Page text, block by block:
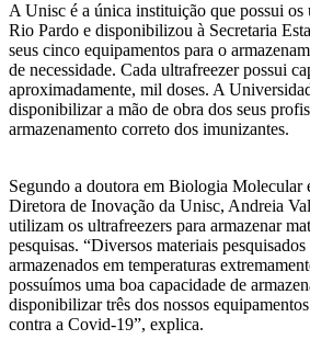
A Unisc é a única instituição que possui os
Rio Pardo e disponibilizou à Secretaria
seus cinco equipamentos para o
de necessidade. Cada ultrafreezer possui
aproximadamente, mil doses. A
disponibilizar a mão de obra dos seus
armazenamento correto dos imunizantes.
Segundo a doutora em Biologia Molecular
Diretora de Inovação da Unisc, Andreia
utilizam os ultrafreezers para armazenar
pesquisas. “Diversos materiais
armazenados em temperaturas
possuímos uma boa capacidade de
disponibilizar três dos nossos
contra a Covid-19”, explica.